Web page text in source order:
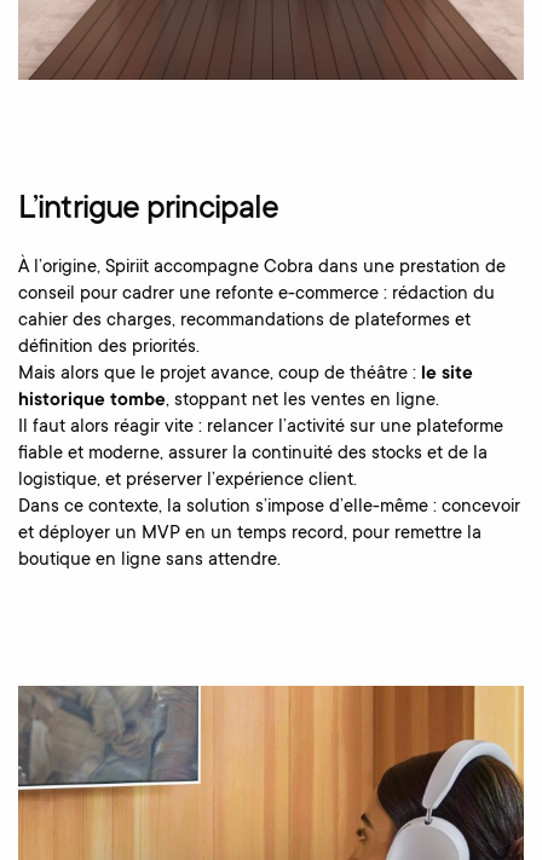
L’intrigue principale
À l’origine, Spiriit accompagne Cobra dans une prestation de
conseil pour cadrer une refonte e-commerce : rédaction du
cahier des charges, recommandations de plateformes et
définition des priorités.
Mais alors que le projet avance, coup de théâtre : le site
historique tombe, stoppant net les ventes en ligne.
Il faut alors réagir vite : relancer l’activité sur une plateforme
fiable et moderne, assurer la continuité des stocks et de la
logistique, et préserver l’expérience client.
Dans ce contexte, la solution s’impose d’elle-même : concevoir
et déployer un MVP en un temps record, pour remettre la
boutique en ligne sans attendre.